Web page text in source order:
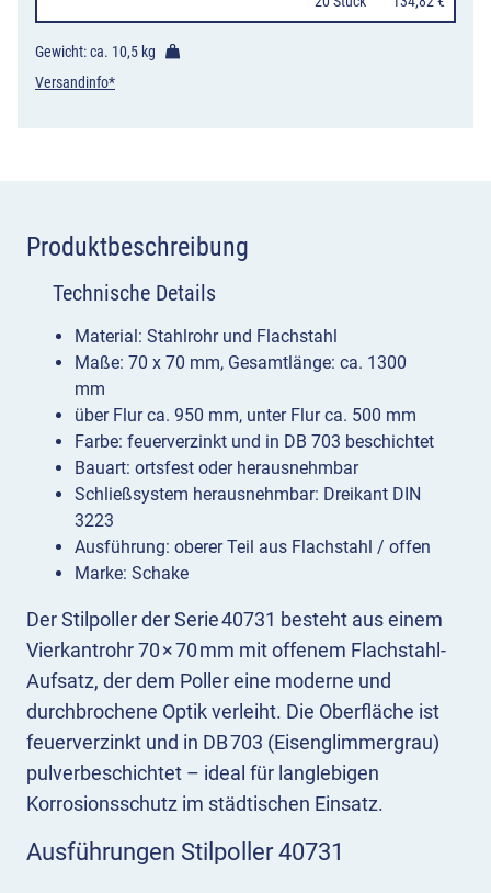
offen,
Gewicht: ca. 10,5 kg
Versandinfo*
Produktbeschreibung
Der Stilpoller der Serie 40731 besteht aus einem
Vierkantrohr 70 × 70 mm mit offenem Flachstahl-
Aufsatz, der dem Poller eine moderne und
durchbrochene Optik verleiht. Die Oberfläche ist
feuerverzinkt und in DB 703 (Eisenglimmergrau)
pulverbeschichtet – ideal für langlebigen
Korrosionsschutz im städtischen Einsatz.
Ausführungen Stilpoller 40731
Technische Details
Material: Stahlrohr und Flachstahl
Maße: 70 x 70 mm, Gesamtlänge: ca. 1300
mm
über Flur ca. 950 mm, unter Flur ca. 500 mm
Farbe: feuerverzinkt und in DB 703 beschichtet
Bauart: ortsfest oder herausnehmbar
Schließsystem herausnehmbar: Dreikant DIN
3223
Ausführung: oberer Teil aus Flachstahl / offen
Marke: Schake